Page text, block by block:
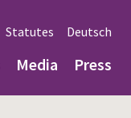
Statutes Deutsch
Media Press